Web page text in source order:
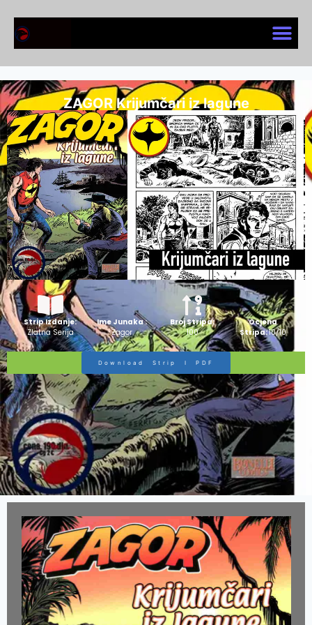
ZAGOR Krijumčari iz lagune
Strip Izdanje:
Zlatna Serija
Ime Junaka :
Zagor
Broj Stripa:
100
Ocjena
Stripa:10/10
Download Strip I PDF